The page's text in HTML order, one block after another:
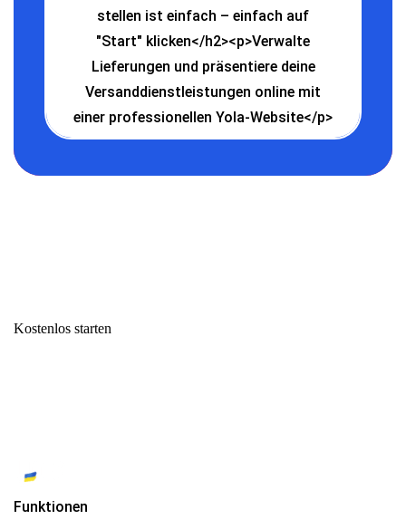
stellen ist einfach – einfach auf
"Start" klicken</h2><p>Verwalte
Lieferungen und präsentiere deine
Versanddienstleistungen online mit
einer professionellen Yola-Website</p>
Kostenlos starten
Funktionen